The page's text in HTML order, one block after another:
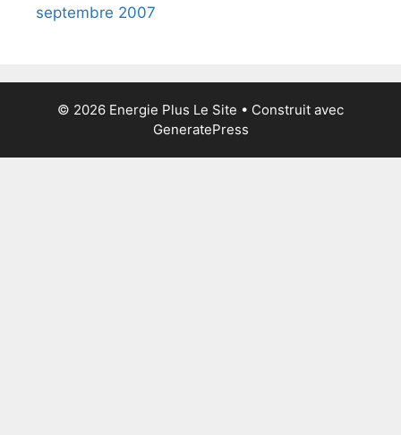
septembre 2007
© 2026 Energie Plus Le Site • Construit avec
GeneratePress